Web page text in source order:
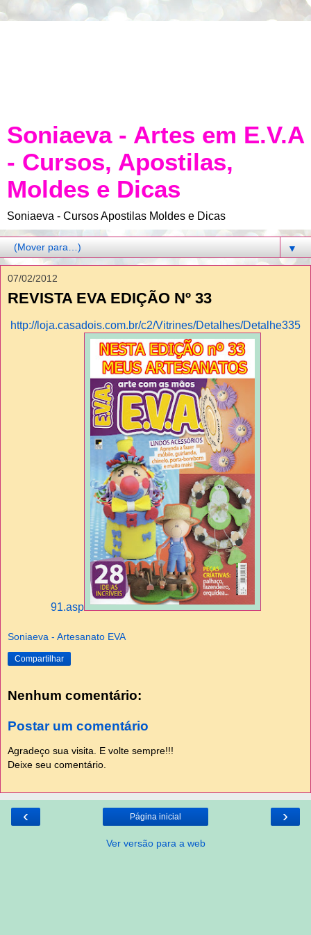
Soniaeva - Artes em E.V.A
- Cursos, Apostilas,
Moldes e Dicas
Soniaeva - Cursos Apostilas Moldes e Dicas
▼
07/02/2012
REVISTA EVA EDIÇÃO Nº 33
http://loja.casadois.com.br/c2/Vitrines/Detalhes/Detalhe335
91.asp
Soniaeva - Artesanato EVA
Compartilhar
Nenhum comentário:
Postar um comentário
Agradeço sua visita. E volte sempre!!!
Deixe seu comentário.
‹ ›
Página inicial
Ver versão para a web